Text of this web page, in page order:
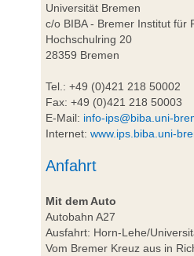
Universität Bremen
c/o BIBA - Bremer Institut für
Hochschulring 20
28359 Bremen
Tel.: +49 (0)421 218 50002
Fax: +49 (0)421 218 50003
E-Mail: info-ips@biba.uni-
Internet:www.ips.biba.uni-
Anfahrt
Mit dem Auto
Autobahn A27
Ausfahrt: Horn-Lehe/
Vom Bremer Kreuz aus in